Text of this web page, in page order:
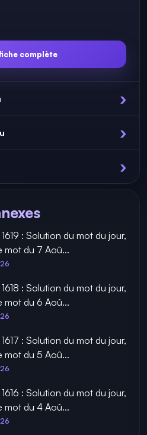
complète
: Solution du mot du jour,
mot du 7 Aoû...
: Solution du mot du jour,
mot du 6 Aoû...
: Solution du mot du jour,
mot du 5 Aoû...
: Solution du mot du jour,
mot du 4 Aoû...